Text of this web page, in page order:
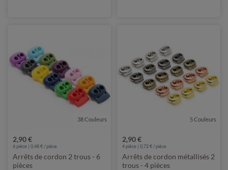
38 Couleurs
2,90 €
6 pièce | 0,48 € / pièce
Arrêts de cordon 2 trous - 6
pièces
5 Couleurs
2,90 €
4 pièce | 0,72 € / pièce
Arrêts de cordon métallisés 2
trous - 4 pièces